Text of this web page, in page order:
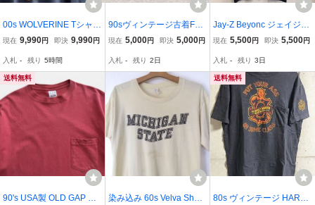
00s WOLVERINE Tシャツ
XL ビンテージ 00年代 ウ
MEN Xメン MARVEL マ
ーベル アメコミ オリジナ
ル ヴィンテージ
現在 9,990円 即決 9,990円
入札 - 残り 5時間
90sヴィンテージ古着FLY
ハエ 蝿Caribbean Soul
ーtシャツ
現在 5,000円 即決 5,000円
入札 - 残り 2日
Jay-Z Beyonc ジェイジー
&ビヨンセ「On The Run I
HOPTシャツ sizeXL
現在 5,500円 即決 5,500円
入札 - 残り 3日
送料無料
90's USA製 OLD GAP ポ
染み込み 60s Velva Shee
送料無料
80s ヴィンテージ HARLE